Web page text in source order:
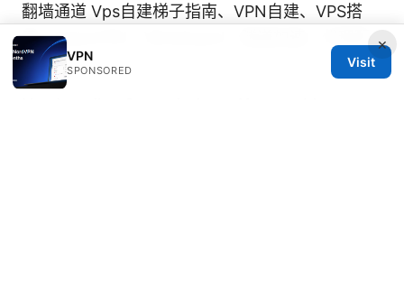
翻墙通道 Vps自建梯子指南、VPN自建、VPS搭
建、OpenVPN、WireGuard、隧道加速、代理配
置
×
VPN
SPONSORED
Visit